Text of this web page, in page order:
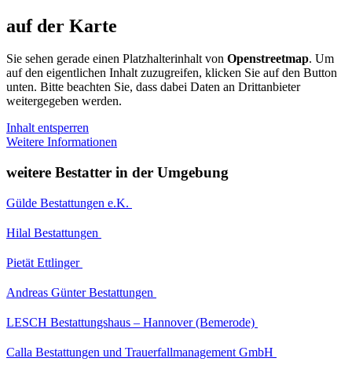
auf der Karte
Sie sehen gerade einen Platzhalterinhalt von Openstreetmap. Um
auf den eigentlichen Inhalt zuzugreifen, klicken Sie auf den Button
unten. Bitte beachten Sie, dass dabei Daten an Drittanbieter
weitergegeben werden.
Inhalt entsperren
Weitere Informationen
weitere Bestatter in der Umgebung
Gülde Bestattungen e.K.
Hilal Bestattungen
Pietät Ettlinger
Andreas Günter Bestattungen
LESCH Bestattungshaus – Hannover (Bemerode)
Calla Bestattungen und Trauerfallmanagement GmbH